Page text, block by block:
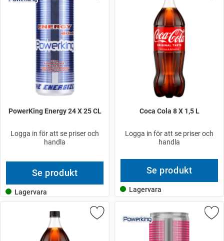
PowerKing Energy 24 X 25 CL
Logga in för att se priser och
handla
Se produkt
Lagervara
Coca Cola 8 X 1,5 L
Logga in för att se priser och
handla
Se produkt
Lagervara